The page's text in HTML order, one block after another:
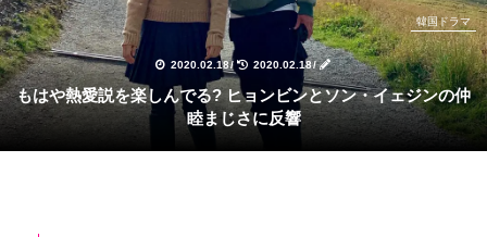
2020.02.18/ 2020.02.18/
韓国ドラマ
もはや熱愛説を楽しんでる? ヒョンビンとソン・イェジンの仲
睦まじさに反響